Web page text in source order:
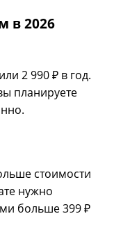
в 2026
2 990 ₽ в год.
планируете
стоимости
нужно
больше 399 ₽